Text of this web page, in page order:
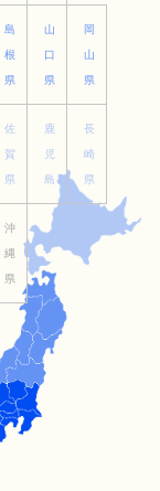
島
根
県
山
口
県
岡
山
県
佐
賀
県
鹿
児
島
長
崎
県
沖
縄
県